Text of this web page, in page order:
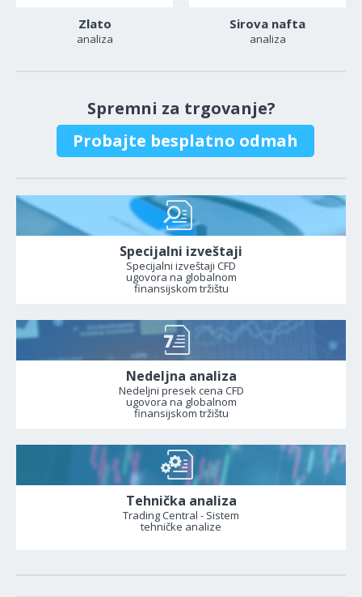
Zlato
analiza
Sirova nafta
analiza
Spremni za trgovanje?
Probajte besplatno odmah
Specijalni izveštaji
Specijalni izveštaji CFD
ugovora na globalnom
finansijskom tržištu
Nedeljna analiza
Nedeljni presek cena CFD
ugovora na globalnom
finansijskom tržištu
Tehnička analiza
Trading Central - Sistem
tehničke analize